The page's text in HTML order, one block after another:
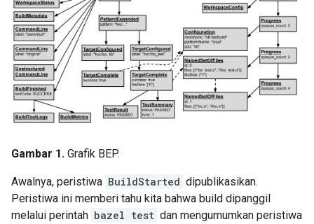
Gambar 1. Grafik BEP.
Awalnya, peristiwa BuildStarted dipublikasikan.
Peristiwa ini memberi tahu kita bahwa build dipanggil
melalui perintah bazel test dan mengumumkan peristiwa